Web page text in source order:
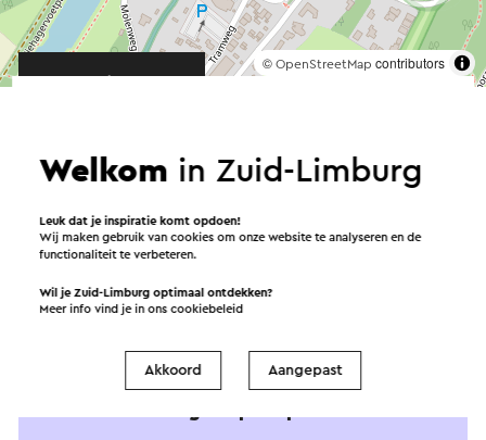
© OpenStreetMap contributors
Aangeboden
Welkom in Zuid-Limburg
Leuk dat je inspiratie komt opdoen!
Wij maken gebruik van cookies om onze website te analyseren en de
functionaliteit te verbeteren.
Wil je Zuid-Limburg optimaal ontdekken?
Meer info vind je in onscookiebeleid
Akkoord Aangepast